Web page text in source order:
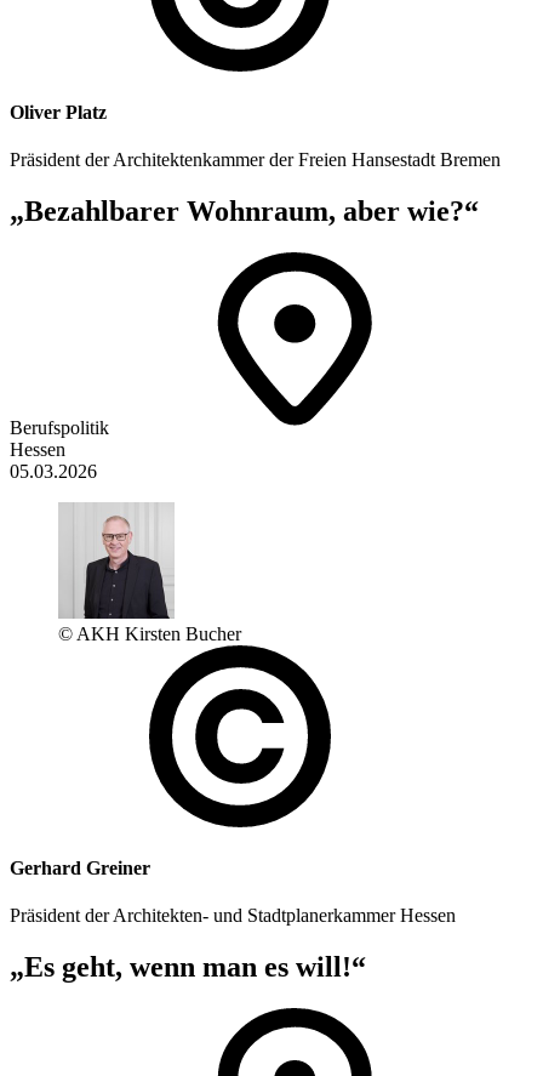
Oliver Platz
Präsident der Architektenkammer der Freien Hansestadt Bremen
„Bezahlbarer Wohnraum, aber wie?“
Berufspolitik
Hessen
05.03.2026
© AKH Kirsten Bucher
Gerhard Greiner
Präsident der Architekten- und Stadtplanerkammer Hessen
„Es geht, wenn man es will!“